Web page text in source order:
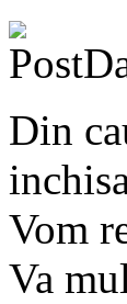
Din
Vom
Va